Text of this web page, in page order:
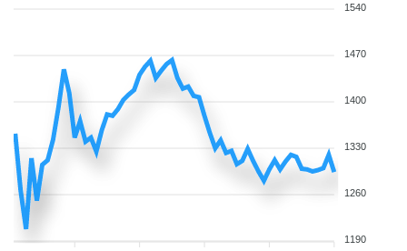
1540
1470
1400
1330
1260
1190